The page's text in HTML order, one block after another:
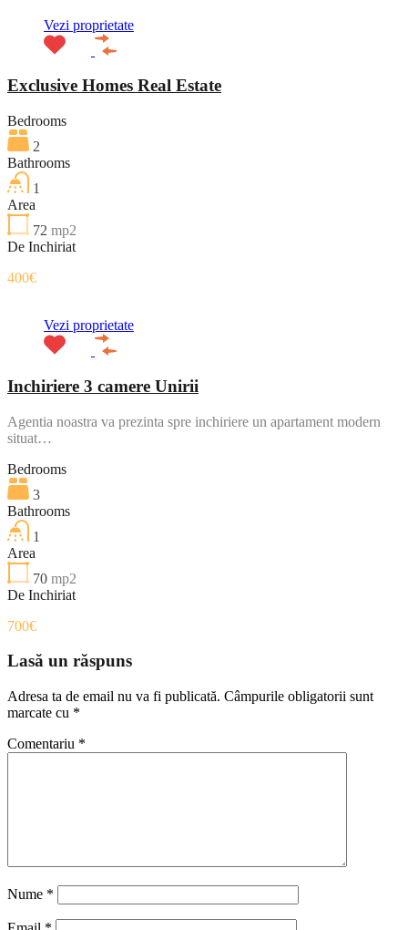
Vezi proprietate
Exclusive Homes Real Estate
Bedrooms
2
Bathrooms
1
Area
72 mp2
De Inchiriat
400€
Vezi proprietate
Inchiriere 3 camere Unirii
Agentia noastra va prezinta spre inchiriere un apartament modern
situat…
Bedrooms
3
Bathrooms
1
Area
70 mp2
De Inchiriat
700€
Lasă un răspuns
Adresa ta de email nu va fi publicată. Câmpurile obligatorii sunt
marcate cu *
Comentariu *
Nume *